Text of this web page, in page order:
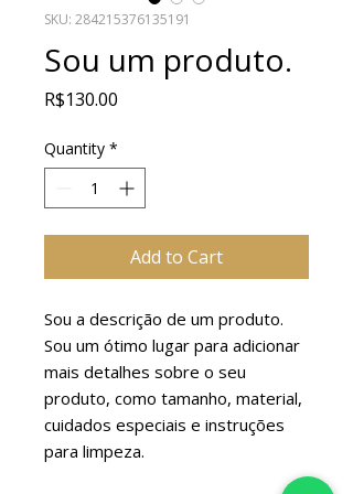
SKU: 284215376135191
Sou um produto.
R$130.00
Quantity *
Add to Cart
Sou a descrição de um produto.
Sou um ótimo lugar para adicionar
mais detalhes sobre o seu
produto, como tamanho, material,
cuidados especiais e instruções
para limpeza.